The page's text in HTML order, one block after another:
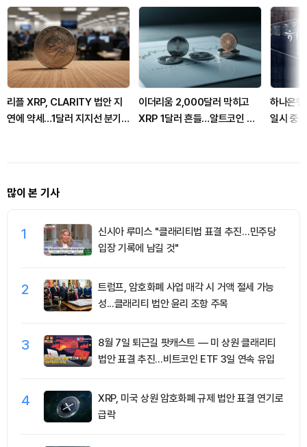
리플 XRP, CLARITY 법안 지
연에 약세…1달러 지지선 분기
이더리움 2,000달러 막히고
XRP 1달러 흔들…알트코인 선
하나은
일시 중
많이 본 기사
1
신시아 루미스 "클래리티법 표결 추진…민주당
입장 기록에 남길 것"
2
트럼프, 암호화폐 사업 매각 시 거액 절세 가능
성...클래리티 법안 윤리 조항 주목
3
8월 7일 퇴근길 팟캐스트 — 미 상원 클래리티
법안 표결 추진…비트코인 ETF 3일 연속 유입
4
XRP, 미국 상원 암호화폐 규제 법안 표결 연기로
급락